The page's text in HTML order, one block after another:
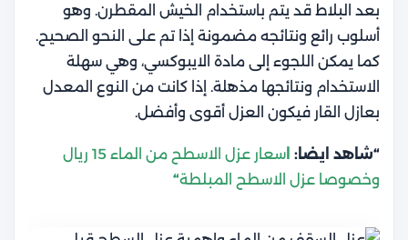
بعد البلاط قد يتم باستخدام الخيش المقطرن. وهو
أسلوب رائع ونتائجه مضمونة إذا تم على النحو الصحيح.
كما يمكن اللجوء إلى مادة الايبوكسي، وهي سهلة
الاستخدام ونتائجها مذهلة. إذا كانت من النوع المعدل
بعازل القار فيكون العزل أقوى وأفضل.
“شاهد ايضا:
سعار عزل الاسطح من الماء 15 ريال
وخصوصا عزل الاسطح المبلطة“